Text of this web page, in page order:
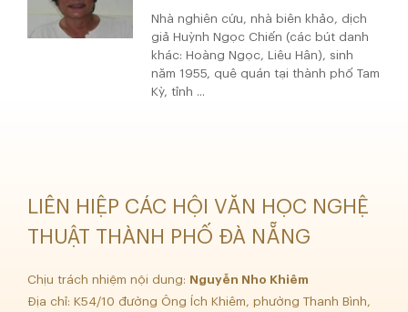
Nhà nghiên cứu, nhà biên khảo, dịch
giả Huỳnh Ngọc Chiến (các bút danh
khác: Hoàng Ngọc, Liêu Hân), sinh
năm 1955, quê quán tại thành phố Tam
Kỳ, tỉnh ...
LIÊN HIỆP CÁC HỘI VĂN HỌC NGHỆ
THUẬT THÀNH PHỐ ĐÀ NẴNG
Chịu trách nhiệm nội dung: Nguyễn Nho Khiêm
Địa chỉ: K54/10 đường Ông Ích Khiêm, phường Thanh Bình,